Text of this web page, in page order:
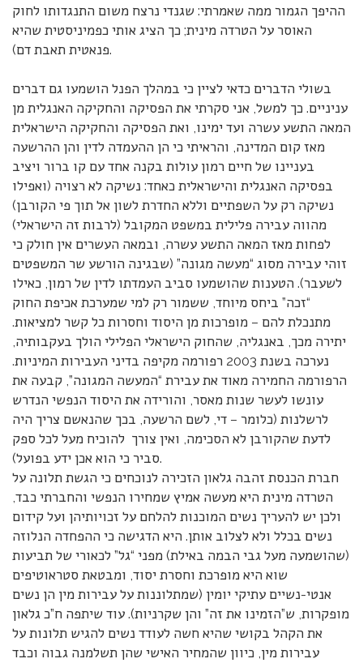
ההיפך הגמור ממה שאמרתי: שגנדי נרצח משום התנגדותו לחוק
האוסר על הטרדה מינית; כך הציג אותי כפמיניסטית שהיא
פנאטית תאבת דם).
בשולי הדברים כדאי לציין כי במהלך הפנל הושמעו גם דברים
עניניים. כך למשל, אני סקרתי את הפסיקה והחקיקה האנגלית מן
המאה התשע עשרה ועד ימינו, ואת הפסיקה והחקיקה הישראלית
מאז קום המדינה, והראיתי כי הן ההעמדה לדין והן ההרשעה
בעניינו של חיים רמון עולות בקנה אחד עם קו ברור ויציב
בפסיקה האנגלית והישראלית כאחד: נשיקה לא רצויה (ואפילו
נשיקה רק על השפתיים וללא החדרת לשון אל תוך פי הקורבן)
מהווה עבירה פלילית במשפט המקובל (לרבות זה הישראלי)
לפחות מאז המאה התשע עשרה, ובמאה העשרים אין חולק כי
זוהי עבירה מסוג “מעשה מגונה” (שבגינה הורשע שר המשפטים
לשעבר). הטענות שהושמעו סביב העמדתו לדין של רמון, כאילו
“זכה” ביחס מיוחד, ששמור רק למי שמערכת אכיפת החוק
מתנכלת להם – מופרכות מן היסוד וחסרות כל קשר למציאות.
יתירה מכך, באנגליה, שהחוק הישראלי הפלילי הולך בעקבותיה,
נערכה בשנת 2003 רפורמה מקיפה בדיני העבירות המיניות.
הרפורמה החמירה מאוד את עבירת “המעשה המגונה”, קבעה את
עונשו לעשר שנות מאסר, והורידה את היסוד הנפשי הנדרש
לרשלנות (כלומר – די, לשם הרשעה, בכך שהנאשם צריך היה
לדעת שהקורבן לא הסכימה, ואין צורך להוכיח מעל לכל ספק
סביר כי הוא אכן ידע בפועל).
חברת הכנסת זהבה גלאון הזכירה לנוכחים כי הגשת תלונה על
הטרדה מינית היא מעשה אמיץ שמחירו הנפשי והחברתי כבד,
ולכן יש להעריך נשים המוכנות להלחם על זכויותיהן ועל קידום
נשים בכלל ולא לצלוב אותן. היא הדגישה כי ההפחדה הנלוזה
(שהושמעה מעל גבי הבמה באילת) מפני “גל” לכאורי של תביעות
שוא היא מופרכת וחסרת יסוד, ומבטאת סטראוטיפים
אנטי-נשיים עתיקי יומין (שמתלוננות על עבירות מין הן נשים
מופקרות, ש”הזמינו את זה” והן שקרניות). עוד שיתפה ח”כ גלאון
את הקהל בקושי שהיא חשה לעודד נשים להגיש תלונות על
עבירות מין, כיוון שהמחיר האישי שהן תשלמנה גבוה וכבד